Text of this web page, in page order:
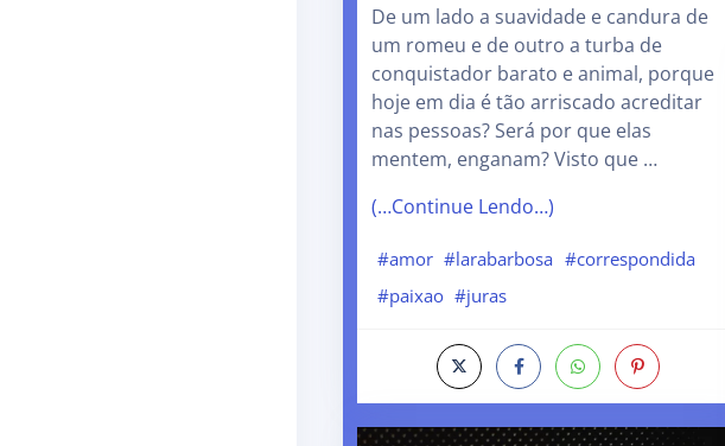
De um lado a suavidade e candura de
um romeu e de outro a turba de
conquistador barato e animal, porque
hoje em dia é tão arriscado acreditar
nas pessoas? Será por que elas
mentem, enganam? Visto que …
(…Continue Lendo…)
#amor #larabarbosa #correspondida
#paixao #juras